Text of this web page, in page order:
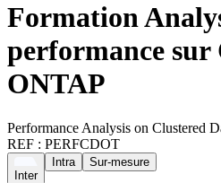
Formation
performance sur
ONTAP
Performance Analysis on Clustered
REF : PERFCDOT
Inter
Intra Sur-mesure